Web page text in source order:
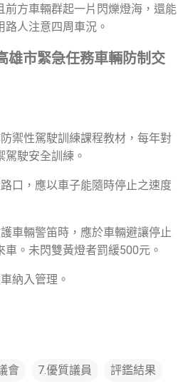
前方車輛群起一片閃爍燈海，還能
人注意四周車況。
雄市緊急任務車輛防制交
禦性駕駛訓練課程教材，每年對
駛安全訓練。
口，應以車子能隨時停止之速度
車輛警笛時，應於車輛避讓停止
。未閃雙黃燈者罰緩500元。
納入管理。
會 7.優質議員 評鑑結果